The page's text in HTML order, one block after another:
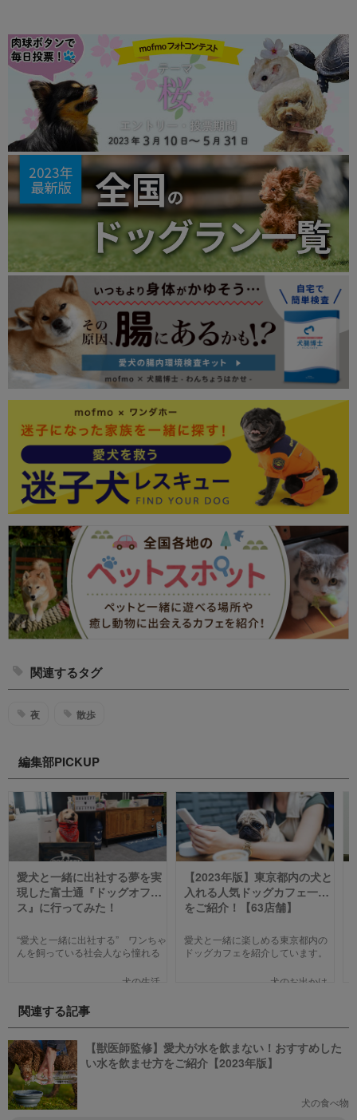
関連するタグ
夜 散歩
編集部PICKUP
愛犬と一緒に出社する夢を実
現した富士通『ドッグオフィ
ス』に行ってみた！
“愛犬と一緒に出社する” ワンちゃ
んを飼っている社会人なら憧れる
そんな夢のような取り組みを富士
いました。富士通が愛犬家のため
にどんな取り組みをしているのか
新たに設立された【ドッグオフィ
ス】を取材してきました！
犬の生活
【2023年版】東京都内の犬と
入れる人気ドッグカフェ一覧
をご紹介！【63店舗】
愛犬と一緒に楽しめる東京都内の
ドッグカフェを紹介しています。
のついでに立ち寄るのにピッタリ
ましょう！
犬のお出かけ
関連する記事
【獣医師監修】愛犬が水を飲まない！おすすめした
い水を飲ませ方をご紹介【2023年版】
犬の食べ物